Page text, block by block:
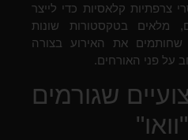
צרפתיות קלאסיות כדי לייצר
מלאים בטקסטורות שונות
את האירוע בצורה
על פני האורחים.
שגורמים